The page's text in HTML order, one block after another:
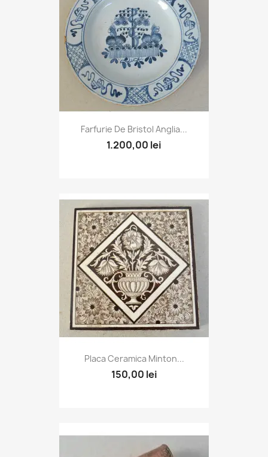
Farfurie De Bristol Anglia...
1.200,00 lei
Placa Ceramica Minton...
150,00 lei